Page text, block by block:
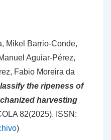
Mikel Barrio-Conde,
Aguiar-Pérez,
Fabio Moreira da
the ripeness of
harvesting
82(2025). ISSN:
)